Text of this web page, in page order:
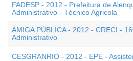
FADESP - 2012 - Prefeitura de
Administrativo - Técnico Agricola
AMIGA PÚBLICA - 2012 - CRECI -
Administrativo
CESGRANRIO - 2012 - EPE -